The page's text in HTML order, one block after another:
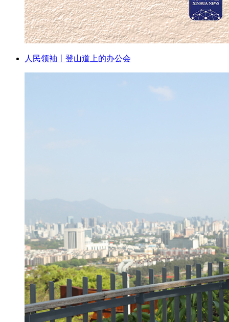
人民领袖丨登山道上的办公会